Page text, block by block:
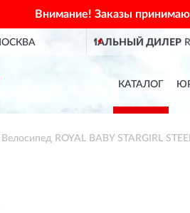
Внимание! Заказы
BABY В РОССИИ
КАТАЛОГ
Велосипед ROYAL BABY STARGIRL